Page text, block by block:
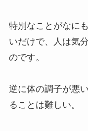
特別なことがなに
いだけで、人は気
のです。
逆に体の調子が悪
ることは難しい。